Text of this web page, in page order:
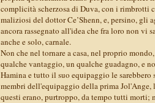
complicità scherzosa di Duva, con i rimbrotti
maliziosi del dottor Ce’Shenn, e, persino, gli
ancora rassegnato all'idea che fra loro non vi
anche e solo, carnale.
Non che nel tornare a casa, nel proprio
qualche vantaggio, un qualche guadagno, e
Hamina e tutto il suo equipaggio le sarebbero
membri dell'equipaggio della prima Jol'Ange,
questi erano, purtroppo, da tempo tutti morti;